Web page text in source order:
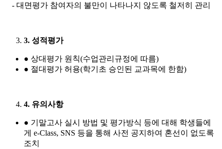
- 대면평가 참여자의 불만이 나타나지 않도록 철저히 관리
3. 성적평가
● 상대평가 원칙(수업관리규정에 따름)
● 절대평가 허용(학기초 승인된 교과목에 한함)
4. 유의사항
● 기말고사 실시 방법 및 평가방식 등에 대해 학생들에
게 e-Class, SNS 등을 통해 사전 공지하여 혼선이 없도록
조치